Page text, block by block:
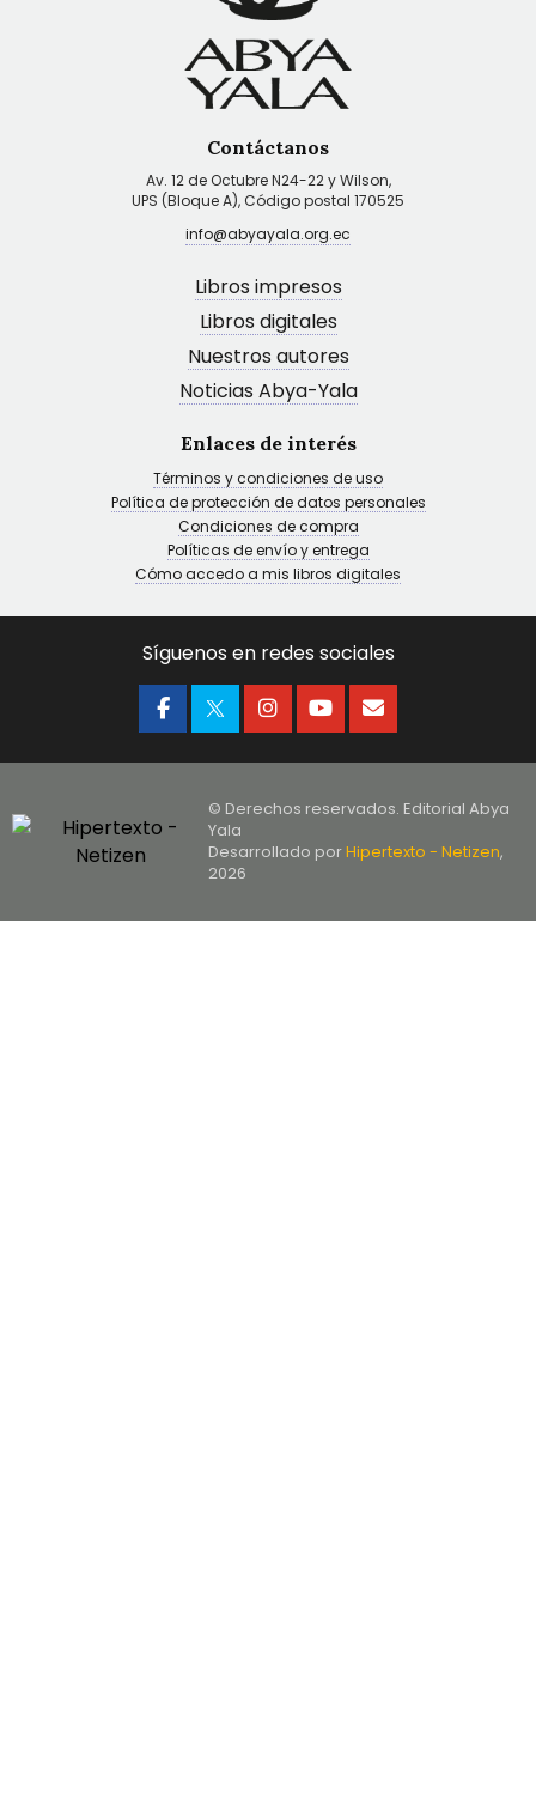
Contáctanos
Av. 12 de Octubre N24-22 y Wilson,
UPS (Bloque A), Código postal 170525
info@abyayala.org.ec
Libros impresos
Libros digitales
Nuestros autores
Noticias Abya-Yala
Enlaces de interés
Términos y condiciones de uso
Política de protección de datos personales
Condiciones de compra
Políticas de envío y entrega
Cómo accedo a mis libros digitales
Síguenos en redes sociales
© Derechos reservados. Editorial Abya
Yala
Desarrollado porHipertexto - Netizen,
2026